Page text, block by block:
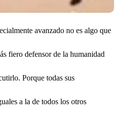
avanzado no es algo que
fiero defensor de la humanidad
Porque todas sus
a la de todos los otros